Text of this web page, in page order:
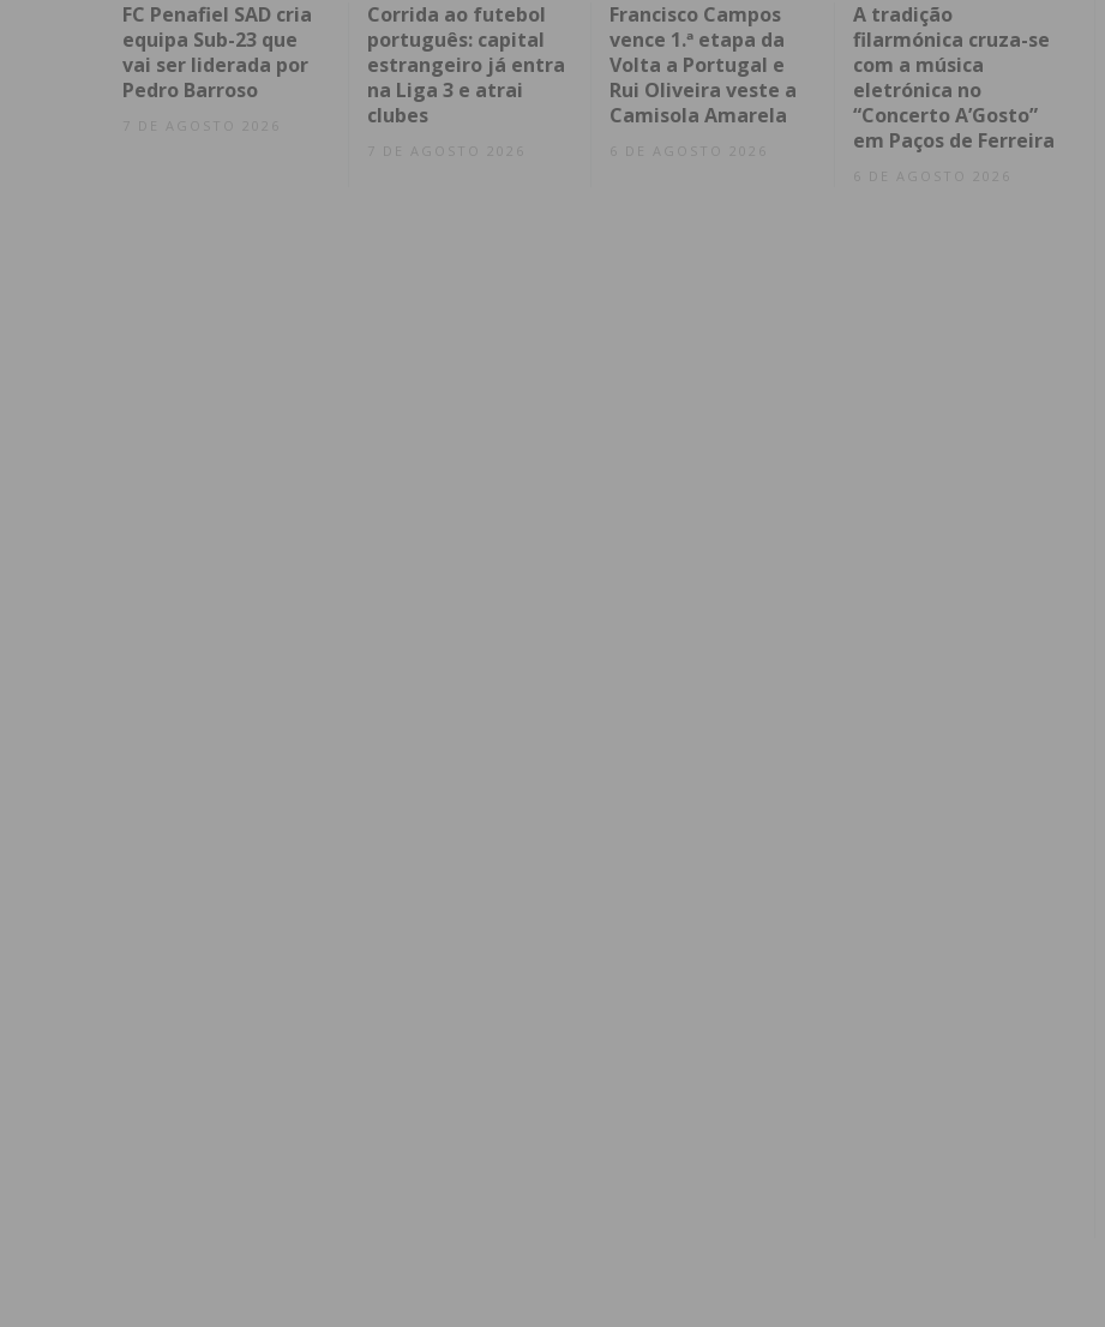
FC Penafiel SAD cria
equipa Sub-23 que
vai ser liderada por
Pedro Barroso
7 DE AGOSTO 2026
Corrida ao futebol
português: capital
estrangeiro já entra
na Liga 3 e atrai
clubes
7 DE AGOSTO 2026
Francisco Campos
vence 1.ª etapa da
Volta a Portugal e
Rui Oliveira veste a
Camisola Amarela
6 DE AGOSTO 2026
A tradição
filarmónica cruza-se
com a música
eletrónica no
“Concerto A’Gosto”
em Paços de Ferreira
6 DE AGOSTO 2026